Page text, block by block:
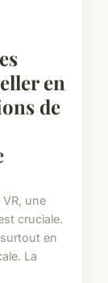
en
de
une
cruciale.
en
La